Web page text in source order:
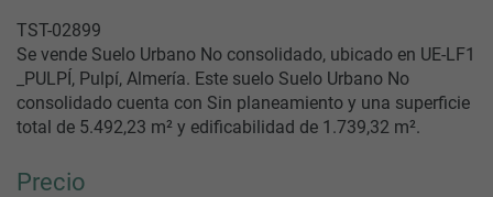
TST-02899
Se vende Suelo Urbano No consolidado, ubicado en UE-LF1
_PULPÍ, Pulpí, Almería. Este suelo Suelo Urbano No
consolidado cuenta con Sin planeamiento y una superficie
total de 5.492,23 m² y edificabilidad de 1.739,32 m².
Precio